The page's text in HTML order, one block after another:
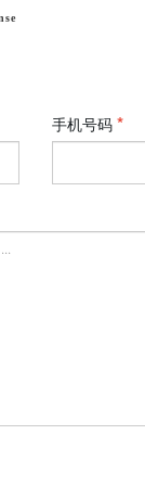
手机号码